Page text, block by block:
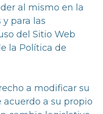
al mismo en la
para las
del Sitio Web
la Política de
a modificar su
acuerdo a su propio